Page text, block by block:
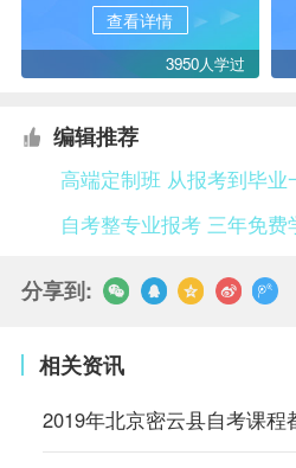
查看详情
3950人学过
编辑推荐
高端定制班 从报考到毕业
自考整专业报考 三年免费
分享到:
相关资讯
2019年北京密云县自考课程